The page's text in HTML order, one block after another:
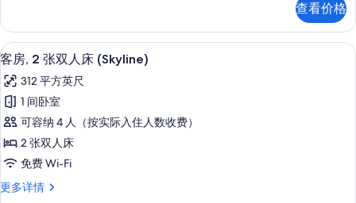
(Skyline)
的
所
有
照
片
特
大
床
更
多
信
息
查看价格
显
示
客
房,
2
张
双
人
客房, 2 张双人床 (Skyline) | 高档床上
5
客房, 2 张双人床 (Skyline)
312 平方英尺
1 间卧室
可容纳 4 人（按实际入住人数收费）
2 张双人床
免费 Wi-Fi
更多详情
客